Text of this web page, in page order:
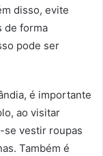
disso, evite
de forma
pode ser
é importante
ao visitar
se vestir roupas
Também é